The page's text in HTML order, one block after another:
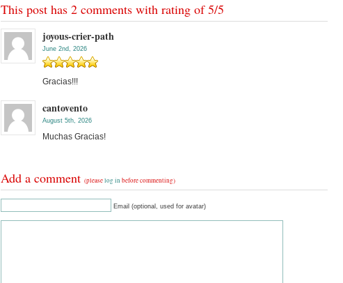
This post has 2 comments with rating of5/5
joyous-crier-path
June 2nd, 2026
Gracias!!!
cantovento
August 5th, 2026
Muchas Gracias!
Add a comment (pleaselog in before commenting)
Email (optional, used for avatar)